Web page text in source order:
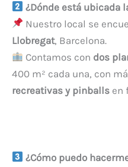
¿Dónde está ubicada
Nuestro local se
Llobregat, Barcelona.
Contamos con dos
400 m² cada una, con
recreativas y pinballs en
¿Cómo puedo